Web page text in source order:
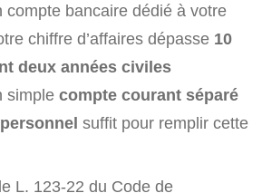
compte bancaire dédié à votre
chiffre d’affaires dépasse 10
deux années civiles
simple compte courant séparé
suffit pour remplir cette
L. 123-22 du Code de